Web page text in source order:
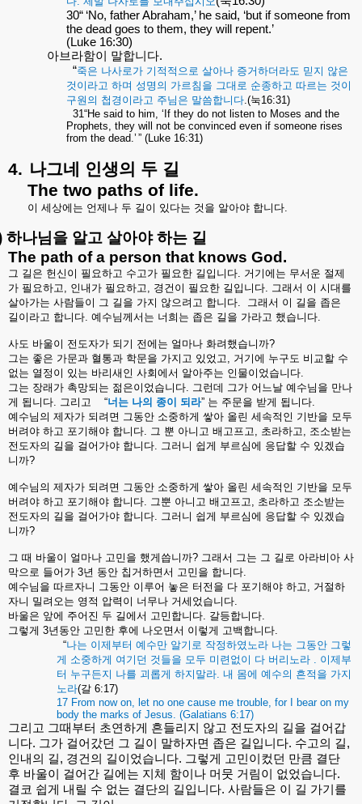
30“ ‘No, father Abraham,’he said, ‘but if someone from
the dead goes to them, they will repent.’
(Luke 16:30)
아브라함이
말합니다.
“죽은 나사로가 기적적으로 살아나 증거하더라도 믿지 않은
것이라고 하며 성명의 가르침을 그대로 순종하고 따르는 것이
구원의 첩경이라고 주님은 말씀합니다 .(눅16:31)
31“He said to him, ‘If they do not listen to Moses and the
Prophets, they will not be convinced even if someone rises
from the dead.’ ” (Luke 16:31)
4. 나그네 인생의 두 길
The two paths of life.
이 세상에는 언제나 두 길이 있다는 것을 알아야 합니다
하나님을 알고 살아야 하는 길
The path of a person that knows God.
그 길은 헌신이 필요하고 수고가 필요한 길입니다 거기에는 무서운 절제
가 필요하고 인내가 필요하고 경건이 필요한 길입니다 그래서 이 시대를
살아가는 사람들이 그 길을 가지 않으려고 합니다 그래서 이 길을 좁은
길이라고 합니다 예수님께서는 너희는 좁은 길을 가라고 했습니다
사도 바울이 전도자가 되기 전에는 얼마나 화려했습니까?
그는 좋은 가문과 혈통과 학문을 가지고 있었고 거기에 누구도 비교할 수
없는 열정이 있는 바리새인 사회에서 알아주는 인물이었습니다
그는 장래가 촉망되는 젊은이었습니다 그런데 그가 어느날 예수님을 만나
게 됩니다 그리고 “너는 나의 종이 되라” 는 주문을 받게 됩니다
예수님의 제자가 되려면 그동안 소중하게 쌓아 올린 세속적인 기반을 모두
버려야 하고 포기해야 합니다 그 뿐 아니고 배고프고 초라하고
조소받는
전도자의 길을 걸어가야 합니다 그러니 쉽게 부르심에 응답할 수 있겠습
니까?
예수님의 제자가 되려면 그동안 소중하게 쌓아 올린 세속적인 기반을 모두
버려야 하고 포기해야 합니다 그뿐 아니고 배고프고 초라하고 조소받는
전도자의 길을 걸어가야 합니다 그러니 쉽게 부르심에 응답할 수 있겠습
니까?
그 때 바울이 얼마나 고민을 했게씁니까? 그래서 그는 그 길로 아라비아 사
막으로 들어가 3년 동안 칩거하면서 고민을 합니다
예수님을 따르자니 그동안 이루어 놓은 터전을 다 포기해야 하고
거절하
자니 밀려오는 영적 압력이 너무나 거세었습니다
바울은 앞에 주어진 두 길에서 고민합니다 갈등합니다
그렇게 3년동안 고민한 후에 나오면서 이렇게 고백합니다
“나는 이제부터 예수만 알기로 작정하였노라 나는 그동안 그렇
게 소중하게 여기던 것들을 모두 미련없이 다 버리노라
이제부
터 누구든지 나를 괴롭게 하지말라 내 몸에 예수의 흔적을 가지
노라(갈 6:17)
17 From now on, let no one cause me trouble, for I bear on my
body the marks of Jesus. (Galatians 6:17)
그리고 그때부터 초연하게 흔들리지 않고 전도자의 길을 걸어갑
니다. 그가 걸어갔던 그 길이 말하자면 좁은 길입니다. 수고의 길,
인내의 길, 경건의 길이었습니다. 그렇게 고민이컸던 만큼 결단
후 바울이 걸어간 길에는 지체 함이나 머뭇 거림이 없었습니다.
결코 쉽게 내릴 수 없는 결단의 길입니다. 사람들은 이 길 가기를